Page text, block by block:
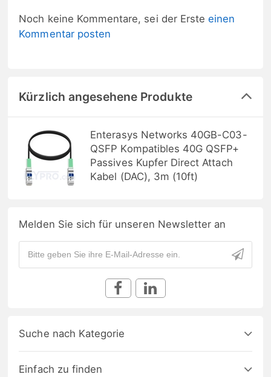
Noch keine Kommentare, sei der Ersteeinen
Kommentar posten
Kürzlich angesehene Produkte
Enterasys Networks 40GB-C03-
QSFP Kompatibles 40G QSFP+
Passives Kupfer Direct Attach
Kabel (DAC), 3m (10ft)
Melden Sie sich für unseren Newsletter an
Suche nach Kategorie
Einfach zu finden